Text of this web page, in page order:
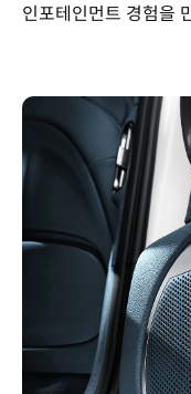
인포테인먼트 경험을